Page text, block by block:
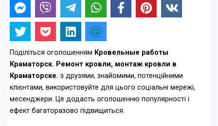
Поділіться оголошенням Кровельные работы
Краматорск. Ремонт кровли, монтаж кровли в
Краматорске. з друзями, знайомими, потенційними
клієнтами, використовуйте для цього соціальні мережі,
месенджери. Це додасть оголошенню популярності і
ефект багаторазово підвищиться.